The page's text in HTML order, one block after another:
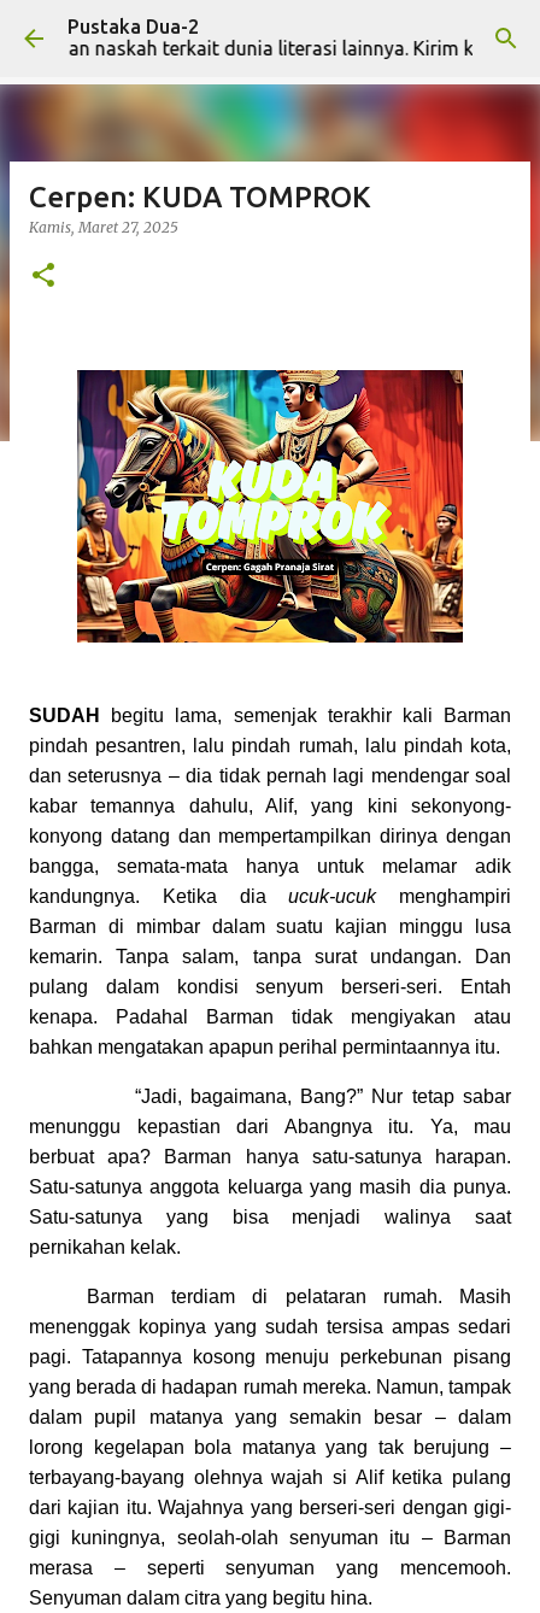
Langsung ke konten utama
Pustaka Dua-2
naskah terkait dunia literasi lainnya. Kirim ke
Cerpen: KUDA TOMPROK
Kamis, Maret 27, 2025
SUDAH
begitu lama, semenjak terakhir kali Barman
pindah pesantren, lalu pindah rumah, lalu pindah kota,
dan seterusnya – dia tidak pernah lagi mendengar soal
kabar temannya dahulu, Alif, yang kini sekonyong-
konyong datang dan mempertampilkan dirinya dengan
bangga, semata-mata hanya untuk melamar adik
kandungnya. Ketika diaucuk-ucuk menghampiri
Barman di mimbar dalam suatu kajian minggu lusa
kemarin. Tanpa salam, tanpa surat undangan. Dan
pulang dalam kondisi senyum berseri-seri. Entah
kenapa. Padahal Barman tidak mengiyakan atau
bahkan mengatakan apapun perihal permintaannya itu.
“Jadi, bagaimana, Bang?” Nur tetap sabar
menunggu kepastian dari Abangnya itu. Ya, mau
berbuat apa? Barman hanya satu-satunya harapan.
Satu-satunya anggota keluarga yang masih dia punya.
Satu-satunya yang bisa menjadi walinya saat
pernikahan kelak.
Barman terdiam di pelataran rumah. Masih
menenggak kopinya yang sudah tersisa ampas sedari
pagi. Tatapannya kosong menuju perkebunan pisang
yang berada di hadapan rumah mereka. Namun, tampak
dalam pupil matanya yang semakin besar – dalam
lorong kegelapan bola matanya yang tak berujung –
terbayang-bayang olehnya wajah si Alif ketika pulang
dari kajian itu. Wajahnya yang berseri-seri dengan gigi-
gigi kuningnya, seolah-olah senyuman itu – Barman
merasa – seperti senyuman yang mencemooh.
Senyuman dalam citra yang begitu hina.